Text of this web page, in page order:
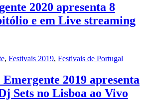
2020 apresenta 8
e em Live streaming
, Festivais 2019, Festivais de Portugal
2019 apresenta
Sets no Lisboa ao Vivo